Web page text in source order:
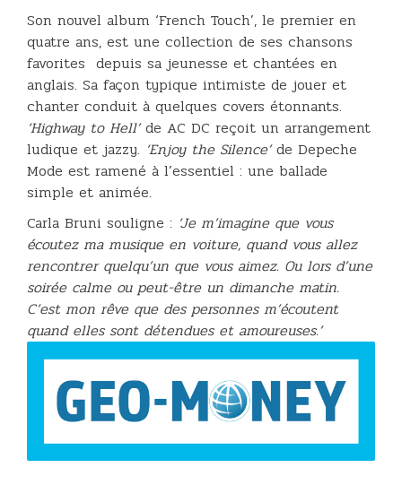
Son nouvel album ‘French Touch’, le premier en
quatre ans, est une collection de ses chansons
favorites depuis sa jeunesse et chantées en
anglais. Sa façon typique intimiste de jouer et
chanter conduit à quelques covers étonnants.
‘Highway to Hell’de AC DC reçoit un arrangement
ludique et jazzy. ‘Enjoy the Silence’de Depeche
Mode est ramené à l’essentiel : une ballade
simple et animée.
Carla Bruni souligne : ‘Je m’imagine que vous
écoutez ma musique en voiture, quand vous allez
rencontrer quelqu’un que vous aimez. Ou lors d’une
soirée calme ou peut-être un dimanche matin.
C’est mon rêve que des personnes m’écoutent
quand elles sont détendues et amoureuses.’